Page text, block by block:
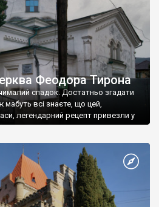
Феодора Тирона
спадок. Достатньо згадати
мабуть всі знаєте, що цей,
легендарний рецепт привезли у